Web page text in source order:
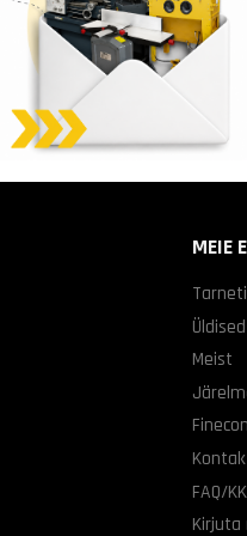
MEIE
Meist
FAQ/
Kirjuta